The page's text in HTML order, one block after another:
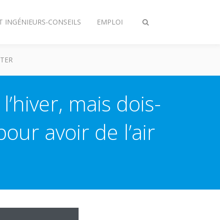
Afficher/masquer
INGÉNIEURS-CONSEILS EMPLOI
mais dois-
avoir de l’air